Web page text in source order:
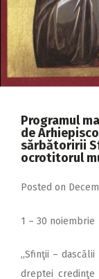
2013
2012
2011
Programul
de
sărbătoririi
ocrotitorul
Posted on
1 – 30 noiembrie
,,Sfinţii – dascălii
dreptei credinţe